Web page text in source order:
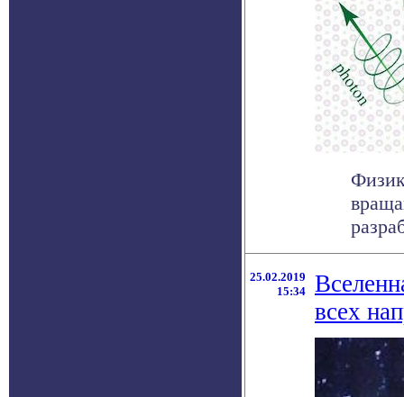
25.02.2019
15:34
всех